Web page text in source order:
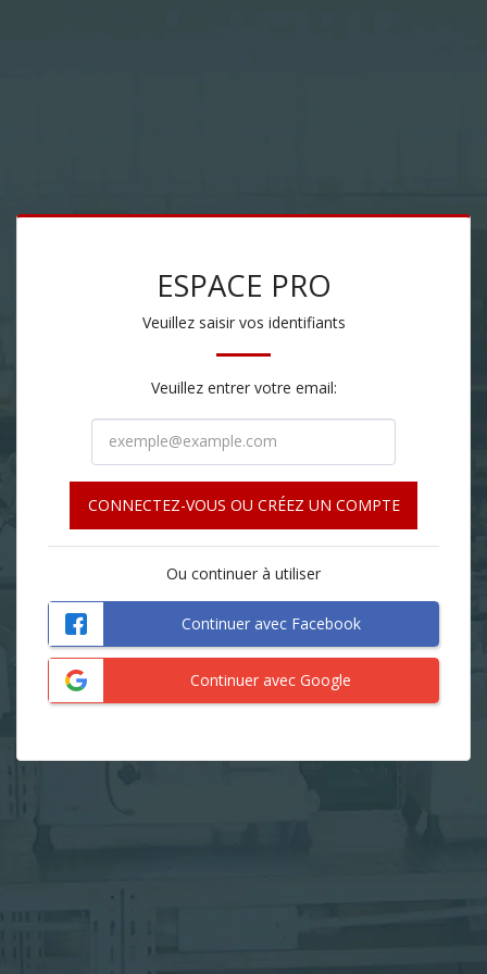
ESPACE PRO
Veuillez saisir vos identifiants
Veuillez entrer votre email:
CONNECTEZ-VOUS OU CRÉEZ UN COMPTE
Ou continuer à utiliser
Continuer avec Facebook
Continuer avec Google